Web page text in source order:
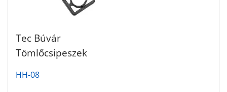
Tec Búvár
Tömlőcsipeszek
HH-08